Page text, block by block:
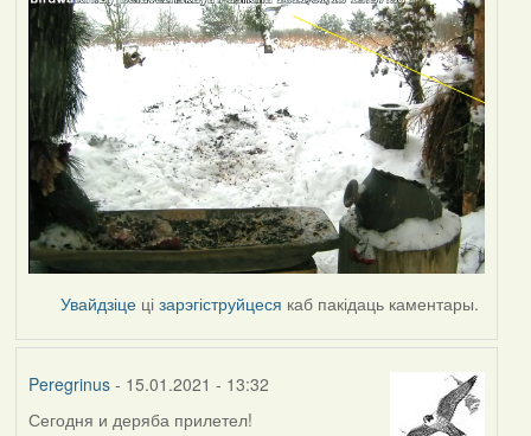
Увайдзіце цізарэгіструйцеся каб пакідаць каментары.
Peregrinus- 15.01.2021 - 13:32
Сегодня и деряба прилетел!